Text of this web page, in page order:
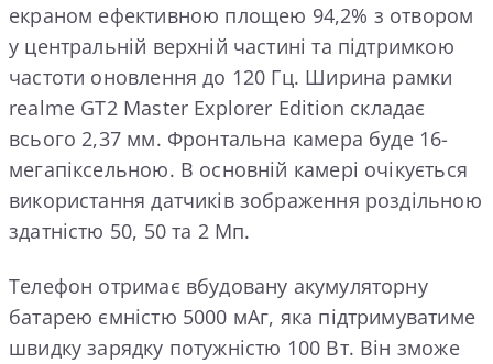
екраном ефективною площею 94,2% з отвором
у центральній верхній частині та підтримкою
частоти оновлення до 120 Гц. Ширина рамки
realme GT2 Master Explorer Edition складає
всього 2,37 мм. Фронтальна камера буде 16-
мегапіксельною. В основній камері очікується
використання датчиків зображення роздільною
здатністю 50, 50 та 2 Мп.
Телефон отримає вбудовану акумуляторну
батарею ємністю 5000 мАг, яка підтримуватиме
швидку зарядку потужністю 100 Вт. Він зможе